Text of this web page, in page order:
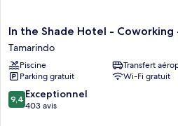
In
the
Shade
Hotel
-
Coworking
-
In the Shade Hotel -
Tamarindo
Piscine
Transfert
Parking gratuit
Wi-Fi gratuit
9.4
sur
9,4 Exceptionnel
403 avis